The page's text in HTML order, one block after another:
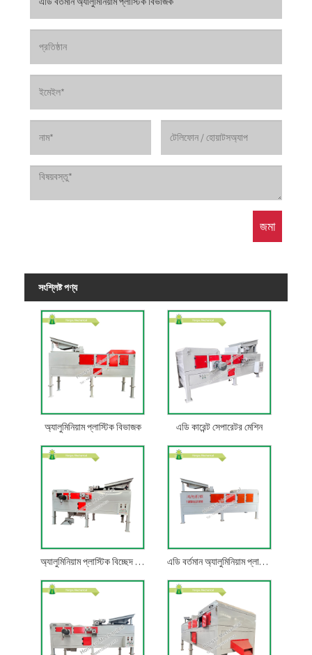
সংশ্লিষ্ট পণ্য
অ্যালুমিনিয়াম প্লাস্টিক বিভাজক এডি কারেন্ট সেপারেটর মেশিন
অ্যালুমিনিয়াম প্লাস্টিক বিচ্ছেদ মেশিন এডি বর্তমান অ্যালুমিনিয়াম প্লাস্টিক বিভাজক